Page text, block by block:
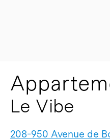
Le Vibe
208-950 Avenue de